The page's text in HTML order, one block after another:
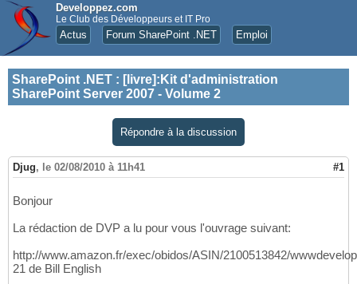
Developpez.com
Le Club des Développeurs et IT Pro
Actus Forum SharePoint .NET Emploi
SharePoint .NET : [livre]:Kit d'administration
SharePoint Server 2007 - Volume 2
Répondre à la discussion
Djug, le 02/08/2010 à 11h41 #1
Bonjour
La rédaction de DVP a lu pour vous l'ouvrage suivant:
http://www.amazon.fr/exec/obidos/ASIN/2100513842/
21 de Bill English